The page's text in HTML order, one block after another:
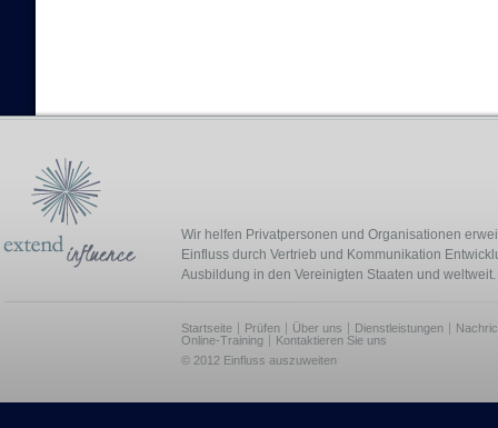
Wir helfen Privatpersonen und Organisationen
Einfluss durch Vertrieb und Kommunikation
Ausbildung in den Vereinigten Staaten und weltweit.
Startseite Prüfen Über uns Dienstleistungen
Online-Training
Kontaktieren Sie uns
© 2012 Einfluss auszuweiten